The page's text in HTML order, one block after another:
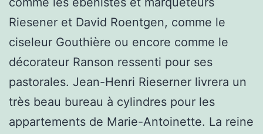
Riesener et David Roentgen, comme le
ciseleur Gouthière ou encore comme le
décorateur Ranson ressenti pour ses
pastorales. Jean-Henri Rieserner livrera un
très beau bureau à cylindres pour les
appartements de Marie-Antoinette. La reine